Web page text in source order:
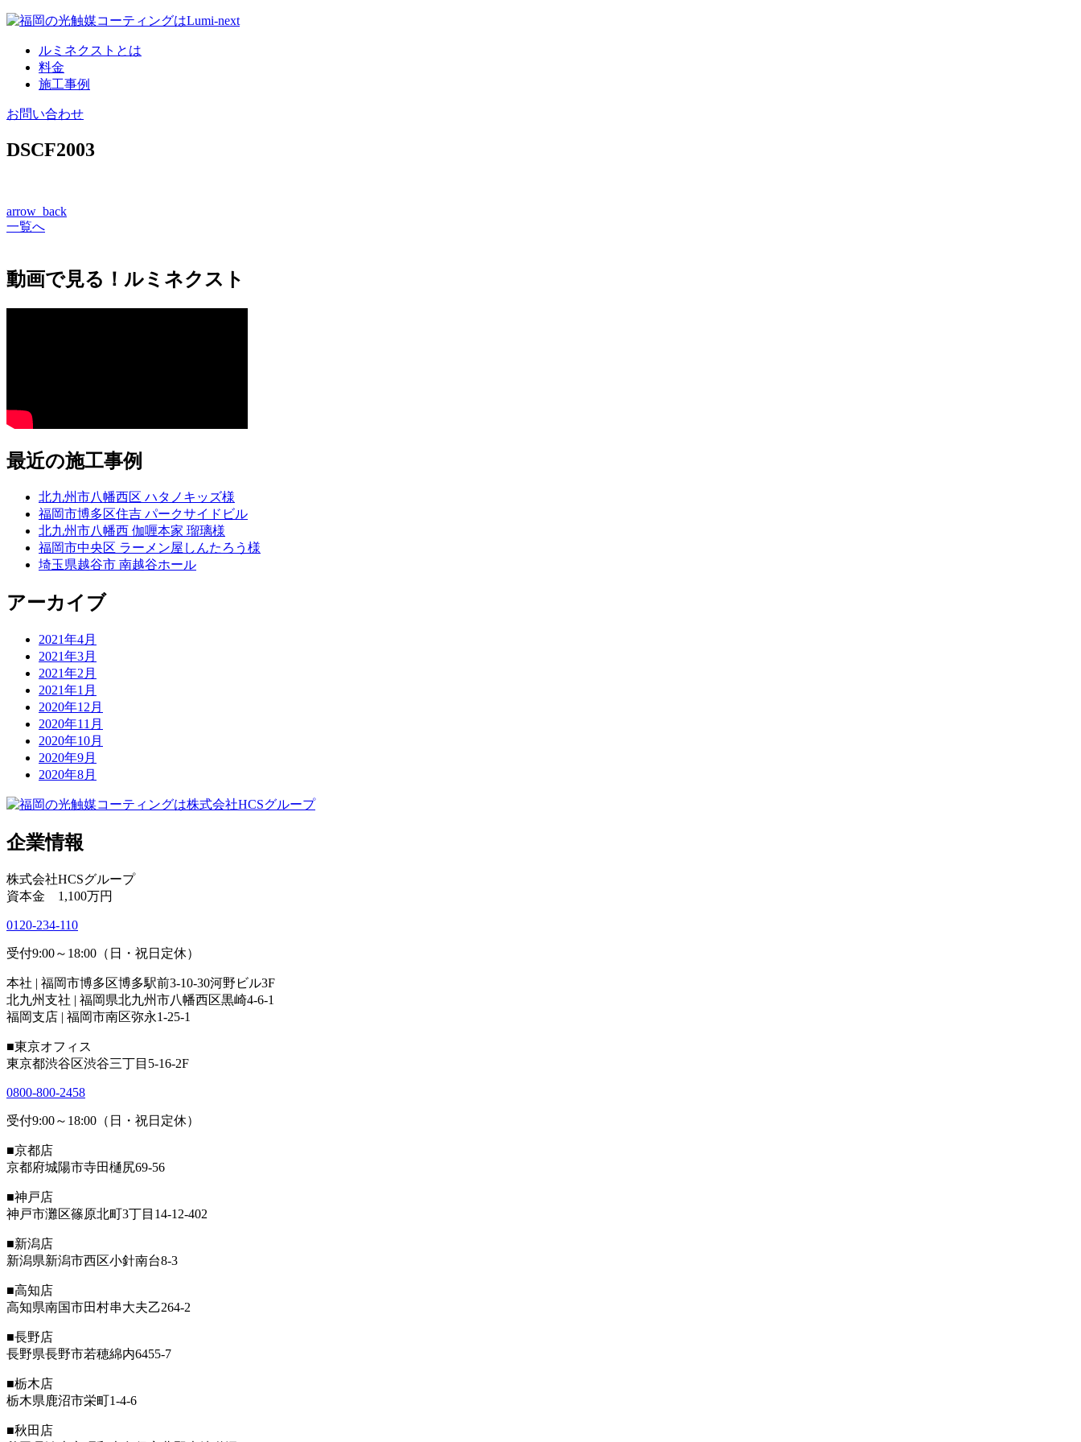
コ
ルミネクストとは
料金
施工事例
お問い合わせ
DSCF2003
arrow_back
一覧へ
動画で見る！ルミネクスト
最近の施工事例
北九州市八幡西区 ハタノキッズ様
福岡市博多区住吉 パークサイドビル
北九州市八幡西 伽喱本家 瑠璃様
福岡市中央区 ラーメン屋しんたろう様
埼玉県越谷市 南越谷ホール
アーカイブ
2021年4月
2021年3月
2021年2月
2021年1月
2020年12月
2020年11月
2020年10月
2020年9月
2020年8月
企業情報
株式会社HCSグループ
資本金 1,100万円
0120-234-110
受付9:00～18:00（日・祝日定休）
本社 | 福岡市博多区博多駅前3-10-30河野ビル3F
北九州支社 | 福岡県北九州市八幡西区黒崎4-6-1
福岡支店 | 福岡市南区弥永1-25-1
■東京オフィス
東京都渋谷区渋谷三丁目5-16-2F
0800-800-2458
受付9:00～18:00（日・祝日定休）
■京都店
京都府城陽市寺田樋尻69-56
■神戸店
神戸市灘区篠原北町3丁目14-12-402
■新潟店
新潟県新潟市西区小針南台8-3
■高知店
高知県南国市田村串大夫乙264-2
■長野店
長野県長野市若穂綿内6455-7
■栃木店
栃木県鹿沼市栄町1-4-6
■秋田店